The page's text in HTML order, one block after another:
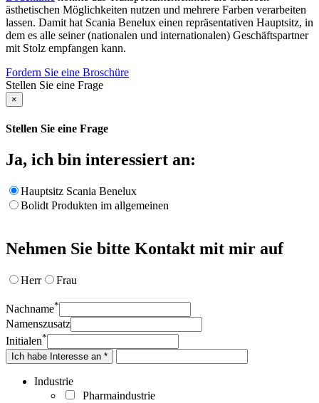
ästhetischen Möglichkeiten nutzen und mehrere Farben verarbeiten
lassen. Damit hat Scania Benelux einen repräsentativen Hauptsitz, in
dem es alle seiner (nationalen und internationalen) Geschäftspartner
mit Stolz empfangen kann.
Fordern Sie eine Broschüre
Stellen Sie eine Frage
×
Stellen Sie eine Frage
Ja, ich bin interessiert an:
Hauptsitz Scania Benelux
Bolidt Produkten im allgemeinen
Nehmen Sie bitte Kontakt mit mir auf
Herr Frau
Nachname*
Namenszusatz
Initialen*
Ich habe Interesse an *
Industrie
Pharmaindustrie